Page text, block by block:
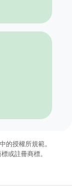
的授權所規範。
或註冊商標。